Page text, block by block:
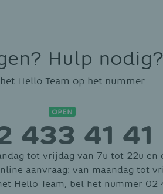
Hulp nodig?
Hello Team op het nummer
OPEN
433 41 41
tot vrijdag van 7u tot 22u en
aanvraag: van maandag tot
Hello Team, bel het nummer 02